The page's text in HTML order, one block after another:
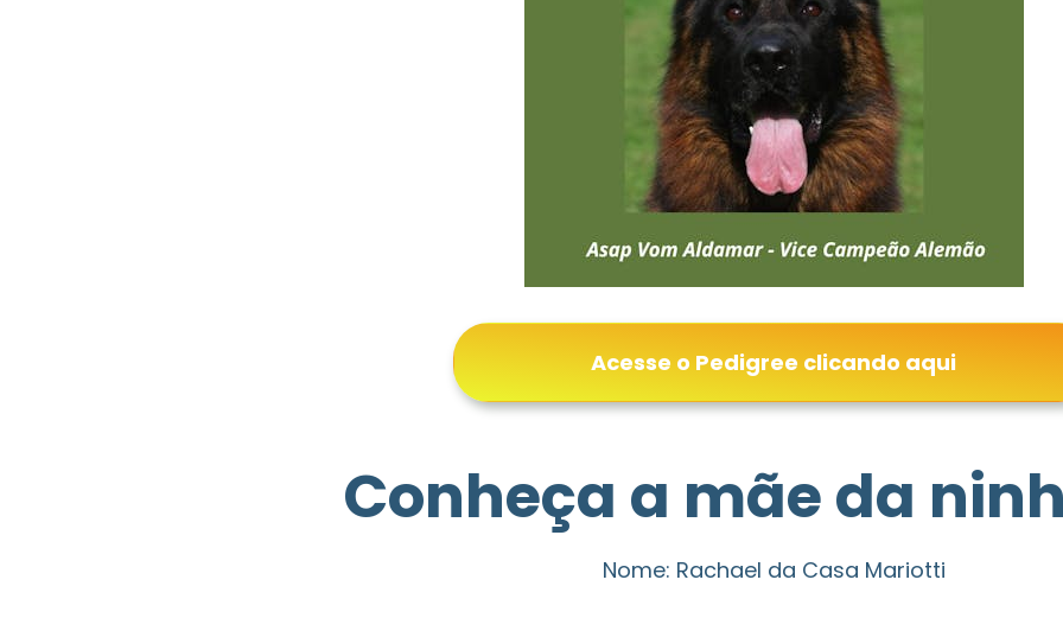
Acesse o Pedigree clicando aqui
Conheça a mãe da
Nome: Rachael da Casa Mariotti